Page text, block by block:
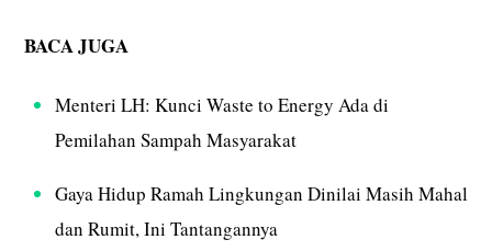
BACA JUGA
Menteri LH: Kunci Waste to Energy Ada di
Pemilahan Sampah Masyarakat
Gaya Hidup Ramah Lingkungan Dinilai Masih Mahal
dan Rumit, Ini Tantangannya